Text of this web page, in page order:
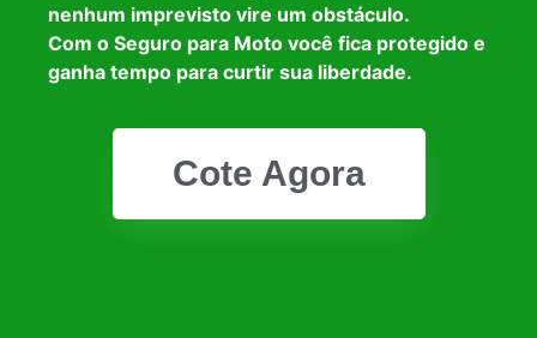
nenhum imprevisto vire um obstáculo.
Com o Seguro para Moto você fica protegido e
ganha tempo para curtir sua liberdade.
Cote Agora